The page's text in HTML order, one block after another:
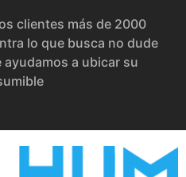
clientes más de 2000
lo que busca no dude
a ubicar su